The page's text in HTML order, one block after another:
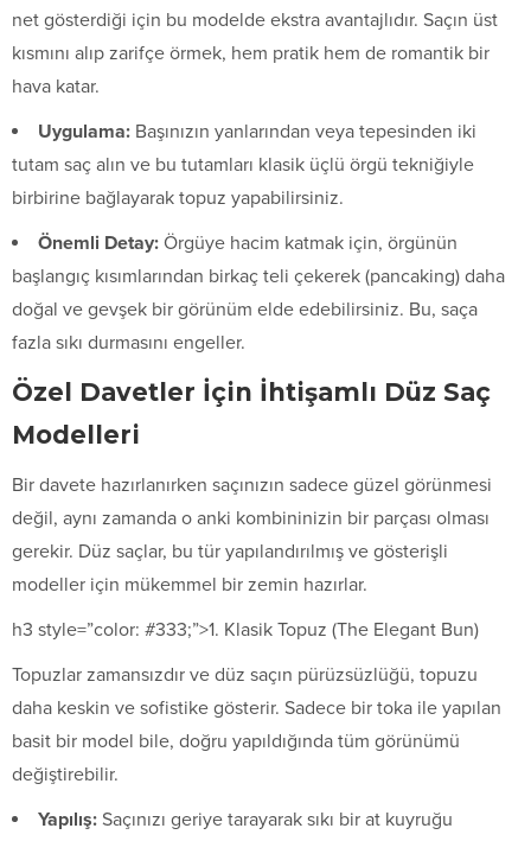
net gösterdiği için bu modelde ekstra avantajlıdır. Saçın üst
kısmını alıp zarifçe örmek, hem pratik hem de romantik bir
hava katar.
Uygulama: Başınızın yanlarından veya tepesinden iki
tutam saç alın ve bu tutamları klasik üçlü örgü tekniğiyle
birbirine bağlayarak topuz yapabilirsiniz.
Önemli Detay: Örgüye hacim katmak için, örgünün
başlangıç kısımlarından birkaç teli çekerek (pancaking) daha
doğal ve gevşek bir görünüm elde edebilirsiniz. Bu, saça
fazla sıkı durmasını engeller.
Özel Davetler İçin İhtişamlı Düz Saç
Modelleri
Bir davete hazırlanırken saçınızın sadece güzel görünmesi
değil, aynı zamanda o anki kombininizin bir parçası olması
gerekir. Düz saçlar, bu tür yapılandırılmış ve gösterişli
modeller için mükemmel bir zemin hazırlar.
h3 style=”color: #333;”>1. Klasik Topuz (The Elegant Bun)
Topuzlar zamansızdır ve düz saçın pürüzsüzlüğü, topuzu
daha keskin ve sofistike gösterir. Sadece bir toka ile yapılan
basit bir model bile, doğru yapıldığında tüm görünümü
değiştirebilir.
Yapılış: Saçınızı geriye tarayarak sıkı bir at kuyruğu